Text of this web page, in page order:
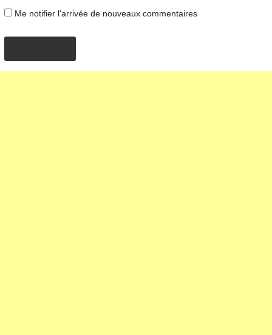
Me notifier l'arrivée de nouveaux commentaires